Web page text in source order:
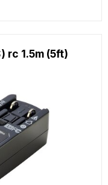
rc 1.5m (5ft)